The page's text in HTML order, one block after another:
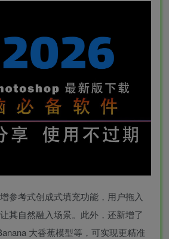
参考式创成式填充功能，用户拖入
其自然融入场景。此外，还新增了
大香蕉模型等，可实现更精准